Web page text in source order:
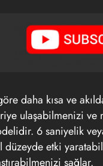
daha kısa ve
ulaşabilmenizi
6 saniyelik
etki
sağlar.